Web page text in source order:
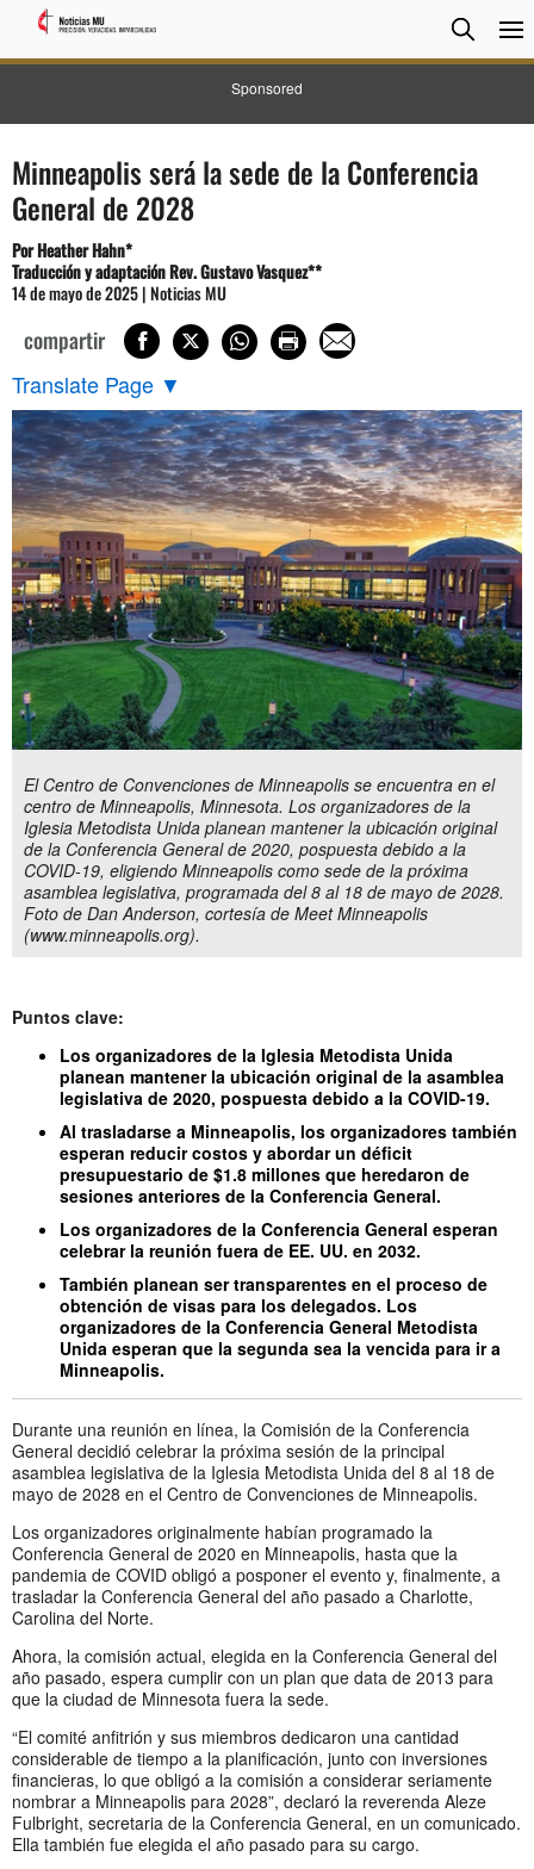
Sponsored
Search
Minneapolis será la sede de la Conferencia
General de 2028
Por Heather Hahn*
Traducción y adaptación Rev. Gustavo Vasquez**
14 de mayo de 2025 | Noticias MU
compartir
Translate Page ▼
El Centro de Convenciones de Minneapolis se encuentra en el
centro de Minneapolis, Minnesota. Los organizadores de la
Iglesia Metodista Unida planean mantener la ubicación original
de la Conferencia General de 2020, pospuesta debido a la
COVID-19, eligiendo Minneapolis como sede de la próxima
asamblea legislativa, programada del 8 al 18 de mayo de 2028.
Foto de Dan Anderson, cortesía de Meet Minneapolis
(www.minneapolis.org).
Puntos clave:
Los organizadores de la Iglesia Metodista Unida
planean mantener la ubicación original de la asamblea
legislativa de 2020, pospuesta debido a la COVID-19.
Al trasladarse a Minneapolis, los organizadores también
esperan reducir costos y abordar un déficit
presupuestario de $1.8 millones que heredaron de
sesiones anteriores de la Conferencia General.
Los organizadores de la Conferencia General esperan
celebrar la reunión fuera de EE. UU. en 2032.
También planean ser transparentes en el proceso de
obtención de visas para los delegados. Los
organizadores de la Conferencia General Metodista
Unida esperan que la segunda sea la vencida para ir a
Minneapolis.
Durante una reunión en línea, la Comisión de la Conferencia
General decidió celebrar la próxima sesión de la principal
asamblea legislativa de la Iglesia Metodista Unida del 8 al 18 de
mayo de 2028 en el Centro de Convenciones de Minneapolis.
Los organizadores originalmente habían programado la
Conferencia General de 2020 en Minneapolis, hasta que la
pandemia de COVID obligó a posponer el evento y, finalmente, a
trasladar la Conferencia General del año pasado a Charlotte,
Carolina del Norte.
Ahora, la comisión actual, elegida en la Conferencia General del
año pasado, espera cumplir con un plan que data de 2013 para
que la ciudad de Minnesota fuera la sede.
“El comité anfitrión y sus miembros dedicaron una cantidad
considerable de tiempo a la planificación, junto con inversiones
financieras, lo que obligó a la comisión a considerar seriamente
nombrar a Minneapolis para 2028”, declaró la reverenda Aleze
Fulbright, secretaria de la Conferencia General, en un comunicado.
Ella también fue elegida el año pasado para su cargo.